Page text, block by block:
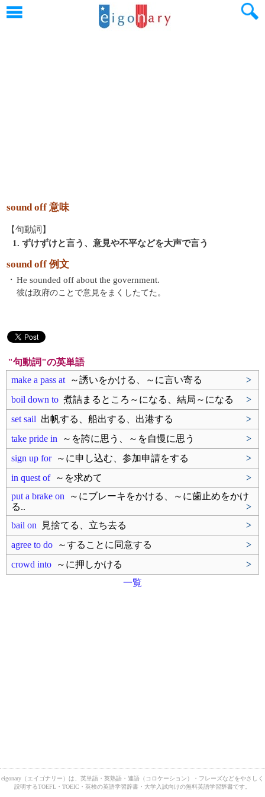
sound off 意味
【句動詞】
1. ずけずけと言う、意見や不平などを大声で言う
sound off 例文
・ He sounded off about the government.
彼は政府のことで意見をまくしたてた。
"句動詞"の英単語
make a pass at ～誘いをかける、～に言い寄る
>
boil down to 煮詰まるところ～になる、結局～になる
>
set sail 出帆する、船出する、出港する
>
take pride in ～を誇に思う、～を自慢に思う
>
sign up for～に申し込む、参加申請をする
>
in quest of～を求めて
>
put a brake on ～にブレーキをかける、～に歯止めをかけ
る..
>
bail on 見捨てる、立ち去る
>
agree to do ～することに同意する
>
crowd into ～に押しかける
>
一覧
eigonary（エイゴナリー）は、英単語・英熟語・連語（コロケーション）・フレーズなどをやさしく
説明するTOEFL・TOEIC・英検の英語学習辞書・大学入試向けの無料英語学習辞書です。